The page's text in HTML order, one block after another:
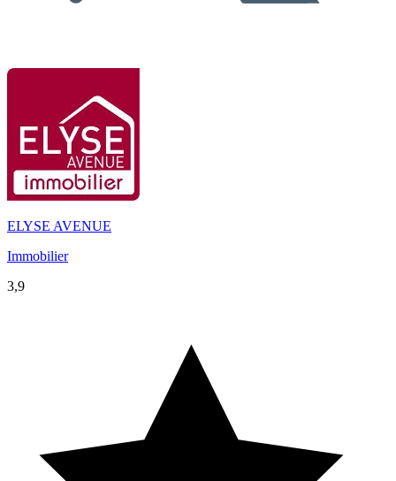
ELYSE AVENUE
Immobilier
3,9